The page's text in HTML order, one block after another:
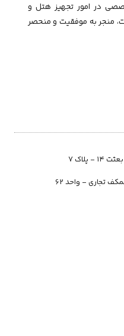
در امور تجهیز هتل و
منجر به موفقیت و منحصر
۷
تجاری - واحد 62